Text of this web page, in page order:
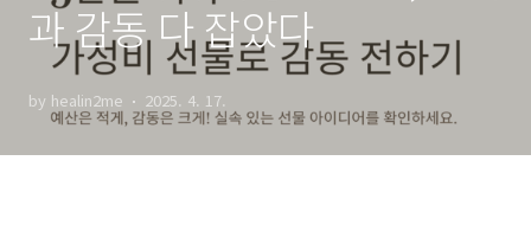
과 감동 다 잡았다
by healin2me 2025. 4. 17.